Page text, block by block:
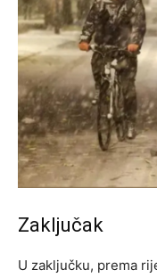
Zaključak
U zaključku, prema